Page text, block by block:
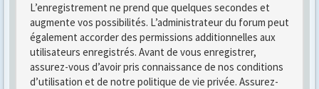
L’enregistrement ne prend que quelques secondes et
augmente vos possibilités. L’administrateur du forum peut
également accorder des permissions additionnelles aux
utilisateurs enregistrés. Avant de vous enregistrer,
assurez-vous d’avoir pris connaissance de nos conditions
d’utilisation et de notre politique de vie privée. Assurez-